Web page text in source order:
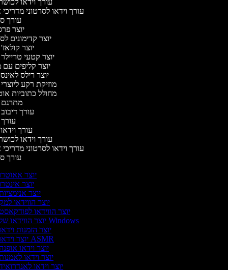
עורך וידאו
עורך וידאו לסרטוני
עורך
יוצר
יוצר קדימונים
יוצר
יוצר קטעי
יוצר קליפים
יוצר רילס
מוזיקת רקע
מחולל כתוביות
עורך
עורך
עורך וידאו
עורך וידאו לסרטוני
עורך
יוצר
יוצר
יוצר
יוצר הווידאו
יוצר הווידאו
יוצר הווידאו של Windows
יוצר הזמנות
יוצר וידאו ASMR
יוצר וידאו
יוצר וידאו
יוצר וידאו